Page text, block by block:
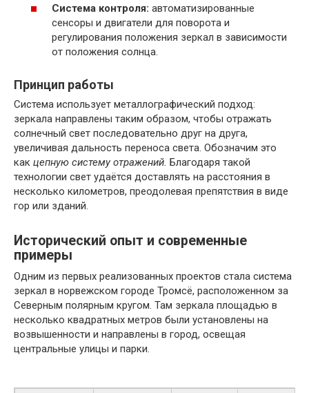
Система контроля: автоматизированные
сенсоры и двигатели для поворота и
регулирования положения зеркал в зависимости
от положения солнца.
Принцип работы
Система использует металлографический подход:
зеркала направлены таким образом, чтобы отражать
солнечный свет последовательно друг на друга,
увеличивая дальность переноса света. Обозначим это
как цепную систему отражений. Благодаря такой
технологии свет удаётся доставлять на расстояния в
несколько километров, преодолевая препятствия в виде
гор или зданий.
Исторический опыт и современные
примеры
Одним из первых реализованных проектов стала система
зеркал в норвежском городе Тромсё, расположенном за
Северным полярным кругом. Там зеркала площадью в
несколько квадратных метров были установлены на
возвышенности и направлены в город, освещая
центральные улицы и парки.